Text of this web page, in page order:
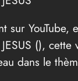
sur YouTube,
(), cette
dans le